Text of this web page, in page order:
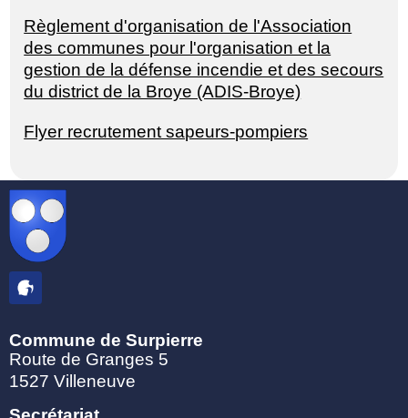
Règlement d'organisation de l'Association
des communes pour l'organisation et la
gestion de la défense incendie et des secours
du district de la Broye (ADIS-Broye)
Flyer recrutement sapeurs-pompiers
Commune de Surpierre
Route de Granges 5
1527 Villeneuve